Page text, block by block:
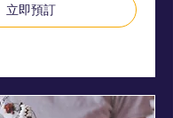
立即預訂